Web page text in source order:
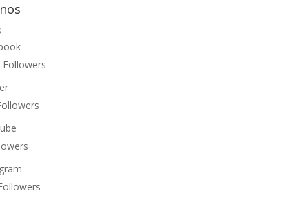
Followers